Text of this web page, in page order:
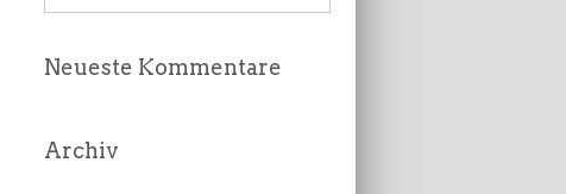
Neueste Kommentare
Archiv